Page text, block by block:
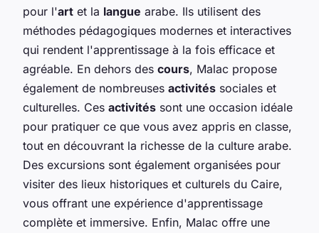
pour l'art et la langue arabe. Ils utilisent des
méthodes pédagogiques modernes et interactives
qui rendent l'apprentissage à la fois efficace et
agréable. En dehors des cours, Malac propose
également de nombreuses activités sociales et
culturelles. Ces activités sont une occasion idéale
pour pratiquer ce que vous avez appris en classe,
tout en découvrant la richesse de la culture arabe.
Des excursions sont également organisées pour
visiter des lieux historiques et culturels du Caire,
vous offrant une expérience d'apprentissage
complète et immersive. Enfin, Malac offre une